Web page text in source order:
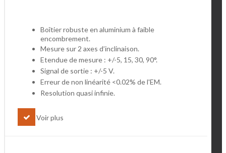
Boîtier robuste en aluminium à faible
encombrement.
Mesure sur 2 axes d’inclinaison.
Etendue de mesure : +/-5, 15, 30, 90°.
Signal de sortie : +/-5 V.
Erreur de non linéarité <0.02% de l'EM.
Resolution quasi infinie.
Voir plus